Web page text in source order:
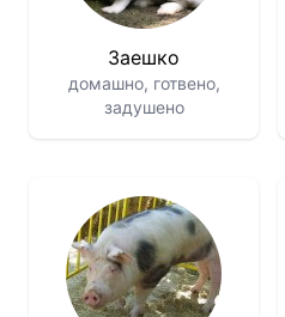
Заешко
домашно, готвено,
задушено